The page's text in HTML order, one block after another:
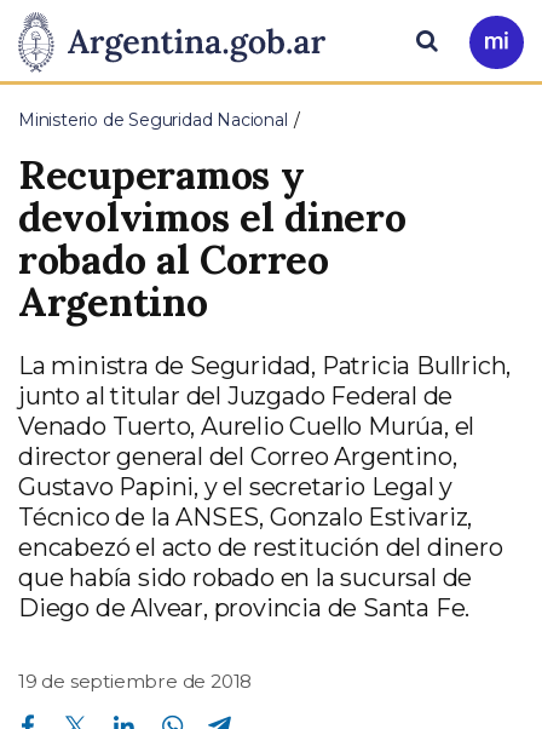
Presidencia
de
la
Nación
Pasar al contenido principal
Ir
a
Buscar
Ministerio de Seguridad Nacional
Recuperamos y
devolvimos el dinero
robado al Correo
Argentino
La ministra de Seguridad, Patricia Bullrich,
junto al titular del Juzgado Federal de
Venado Tuerto, Aurelio Cuello Murúa, el
director general del Correo Argentino,
Gustavo Papini, y el secretario Legal y
Técnico de la ANSES, Gonzalo Estivariz,
encabezó el acto de restitución del dinero
que había sido robado en la sucursal de
Diego de Alvear, provincia de Santa Fe.
19 de septiembre de 2018
Compartir en Facebook Compartir en Twitter Compartir en Linkedin Compartir en Whatsapp